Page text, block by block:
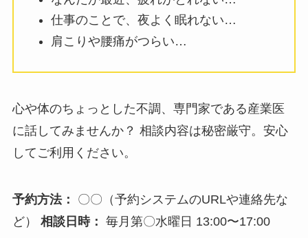
以下に、すぐに使える案内文の例をまとめまし
【案内文例1：ポスター向け（シンプル版）】
す。